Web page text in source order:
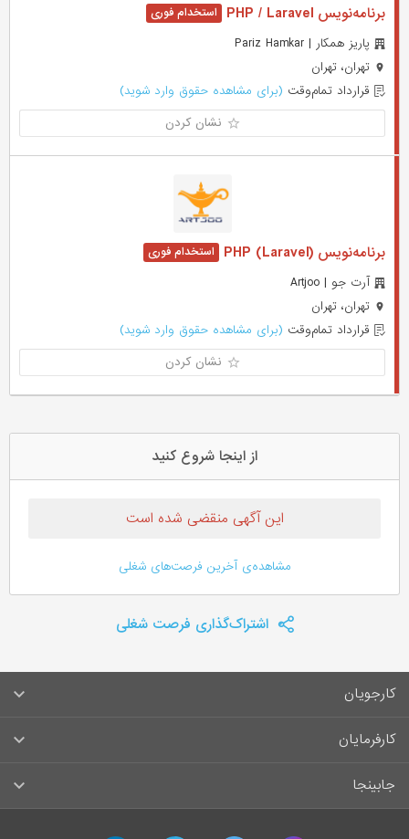
برنامه‌نویس PHP / Laravel
پاریز همکار | Pariz Hamkar
تهران، تهران
قرارداد تمام‌وقت (برای مشاهده حقوق وارد شوید)
نشان کردن
برنامه‌نویس PHP (Laravel)
آرت جو | Artjoo
تهران، تهران
قرارداد تمام‌وقت (برای مشاهده حقوق وارد شوید)
نشان کردن
از اینجا شروع کنید
این آگهی منقضی شده است
مشاهده‌ی آخرین فرصت‌های شغلی
اشتراک‌گذاری فرصت شغلی
کارجویان
سوالات متداول کارجویان
لیست مشاغل
کارفرمایان
راهنمای ثبت آگهی استخدام
جابینجا